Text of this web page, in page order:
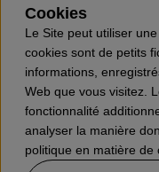
individuel, Coupe-
Motoculteurs,
haute pression,
forestiers,
Cookies
Le Site peut utiliser
cookies sont de petits
informations,
Web que vous visitez.
fonctionnalité
analyser la manière
politique en matière de